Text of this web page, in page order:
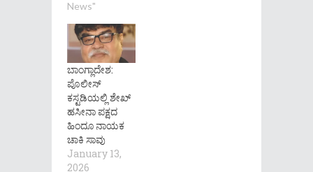
News"
ಬಾಂಗ್ಲಾದೇಶ:
ಪೊಲೀಸ್
ಕಸ್ಟಡಿಯಲ್ಲಿ ಶೇಖ್
ಹಸೀನಾ ಪಕ್ಷದ
ಹಿಂದೂ ನಾಯಕ
ಚಾಕಿ ಸಾವು
January 13,
2026